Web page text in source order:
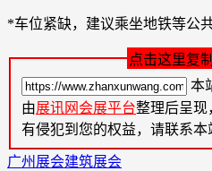
*车位紧缺，建议乘坐地铁等公
点击这里复
本
由展讯网会展平台整理后呈现
有侵犯到您的权益，请联系本
广州展会建筑展会